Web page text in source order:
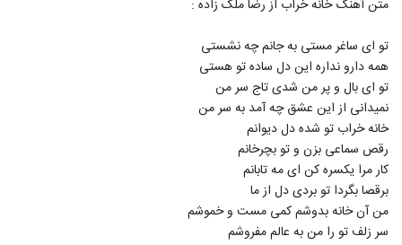
5728
Raoufi Akhare Roya)
۲۰۱ بازدید
5730
۲۳۲ بازدید
5731 ایتیرمیشم
۲۴۰ بازدید
متن آهنگ خانه خراب از رضا ملک زاده :
تو ای ساغر مستی به جانم چه نشستی
همه دارو نداره این دل ساده تو هستی
تو ای بال و پر من شدی تاج سر من
نمیدانی از این عشق چه آمد به سر من
خانه خراب تو شده دل دیوانم
رقص سماعی بزن و تو بچرخانم
کار مرا یکسره کن ای مه تابانم
برقصا بگردا تو بردی دل از ما
من آن خانه بدوشم کمی مست و خموشم
سر زلف تو را من به عالم مفروشم